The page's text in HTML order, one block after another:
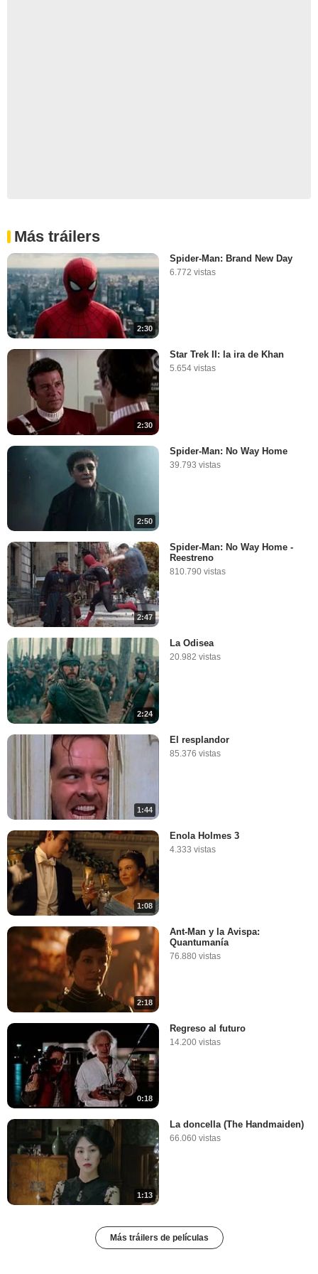
Más tráilers
2:30
Spider-Man: Brand New Day
6.772 vistas
2:30
Star Trek II: la ira de Khan
5.654 vistas
2:50
Spider-Man: No Way Home
39.793 vistas
2:47
Spider-Man: No Way Home -
Reestreno
810.790 vistas
2:24
La Odisea
20.982 vistas
1:44
El resplandor
85.376 vistas
1:08
Enola Holmes 3
4.333 vistas
2:18
Ant-Man y la Avispa:
Quantumanía
76.880 vistas
0:18
Regreso al futuro
14.200 vistas
1:13
La doncella (The Handmaiden)
66.060 vistas
Más tráilers de películas